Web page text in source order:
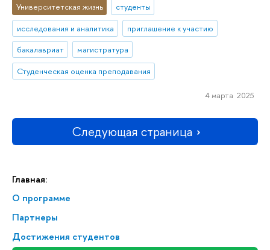
Главная:
О программе
Партнеры
Достижения студентов
Университетская жизнь
студенты
исследования и аналитика
приглашение к участию
бакалавриат
магистратура
Студенческая оценка преподавания
4 марта 2025
Следующая страница